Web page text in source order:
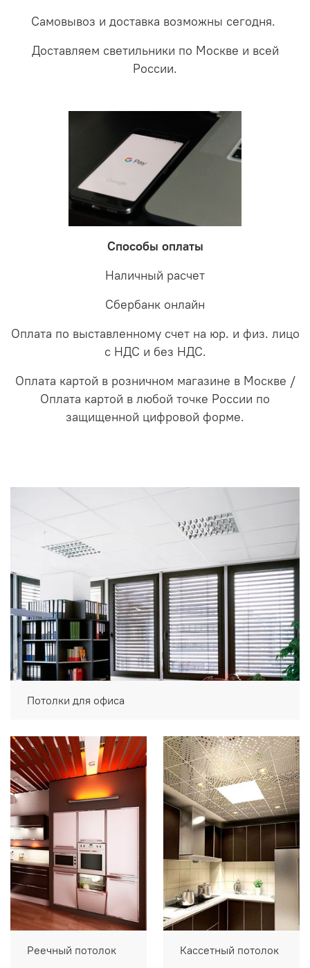
Самовывоз и доставка возможны сегодня.
Доставляем светильники по Москве и всей
России.
Способы оплаты
Наличный расчет
Сбербанк онлайн
Оплата по выставленному счет на юр. и физ. лицо
с НДС и без НДС.
Оплата картой в розничном магазине в Москве /
Оплата картой в любой точке России по
защищенной цифровой форме.
Потолки для офиса
Реечный потолок Кассетный потолок